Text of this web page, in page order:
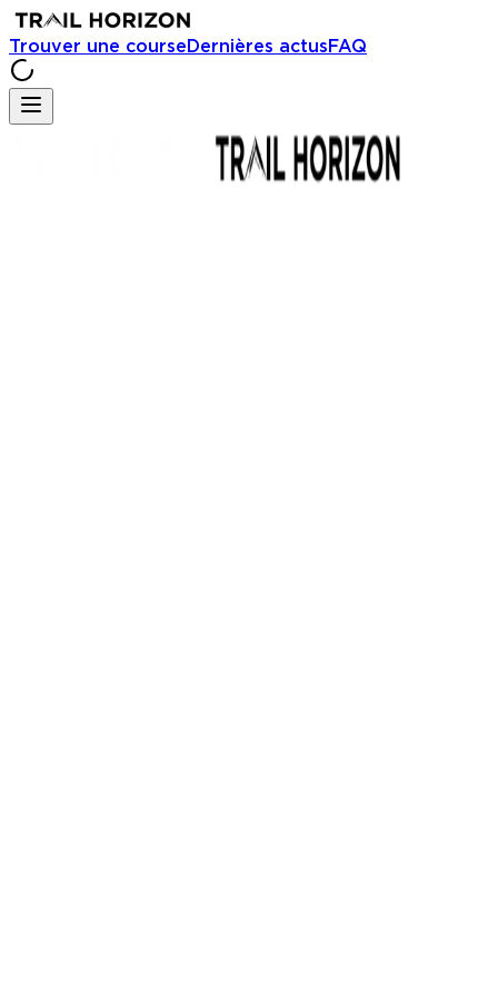
Trouver une courseDernières actusFAQ